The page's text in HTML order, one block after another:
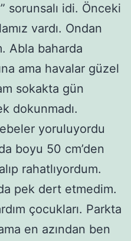
sorunsalı idi. Önceki
vardı. Ondan
Abla baharda
ama havalar güzel
sokakta gün
dokunmadı.
yoruluyordu
boyu 50 cm’den
rahatlıyordum.
pek dert etmedim.
çocukları. Parkta
en azından ben